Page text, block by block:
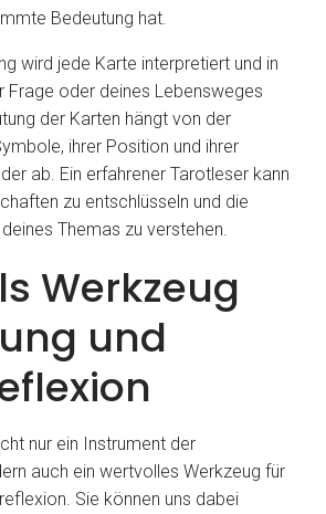
Bedeutung hat.
wird jede Karte interpretiert und in
Frage oder deines Lebensweges
der Karten hängt von der
ihrer Position und ihrer
ab. Ein erfahrener Tarotleser kann
zu entschlüsseln und die
Themas zu verstehen.
Werkzeug
und
nur ein Instrument der
auch ein wertvolles Werkzeug für
Sie können uns dabei